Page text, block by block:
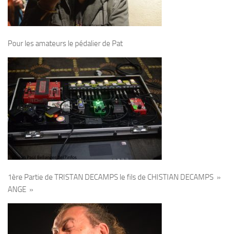
Pour les amateurs le pédalier de Pat
1ère Partie de TRISTAN DECAMPS le fils de CHISTIAN DECAMPS »
ANGE »